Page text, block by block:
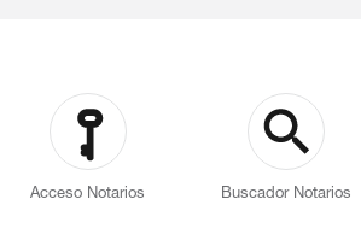
Acceso Notarios Buscador Notarios